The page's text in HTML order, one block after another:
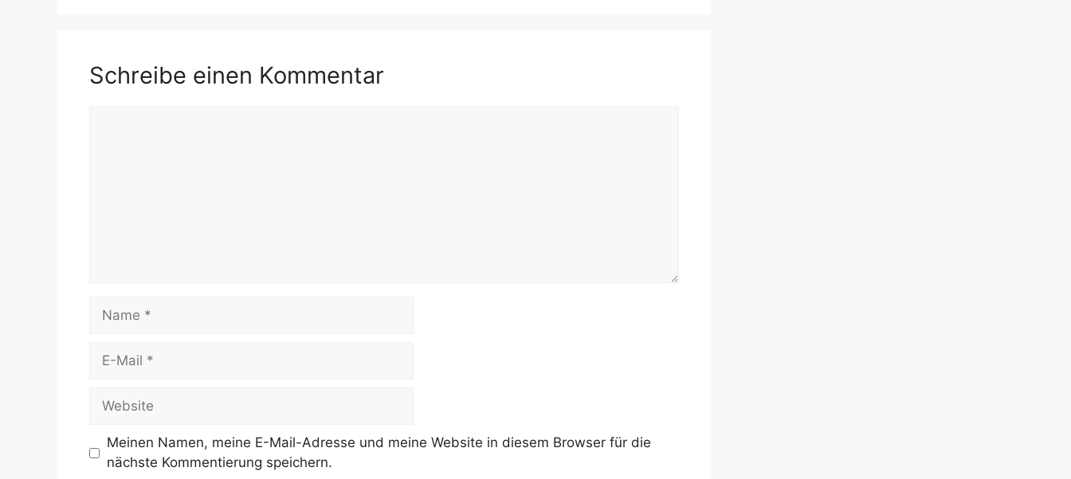
Schreibe einen Kommentar
Meinen Namen, meine E-Mail-Adresse und meine Website in diesem Browser für die
nächste Kommentierung speichern.